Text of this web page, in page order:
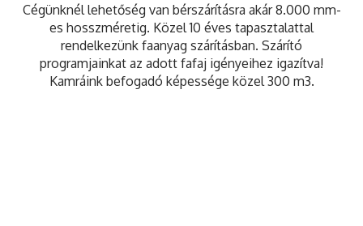
Cégünknél lehetőség van bérszárításra akár 8.000 mm-
es hosszméretig. Közel 10 éves tapasztalattal
rendelkezünk faanyag szárításban. Szárító
programjainkat az adott fafaj igényeihez igazítva!
Kamráink befogadó képessége közel 300 m3.